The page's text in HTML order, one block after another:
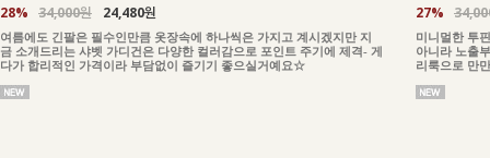
28% 34,000원 24,480원
여름에도 긴팔은 필수인만큼 옷장속에 하나씩은 가지고 계시겠지만 지
금 소개드리는 샤벳 가디건은 다양한 컬러감으로 포인트 주기에 제격- 게
다가 합리적인 가격이라 부담없이 즐기기 좋으실거예요☆
27%
미니멀한 투
아니라 노출
리룩으로 만